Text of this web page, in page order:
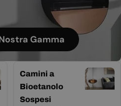
Gamma
Camini a
Bioetanolo
Sospesi